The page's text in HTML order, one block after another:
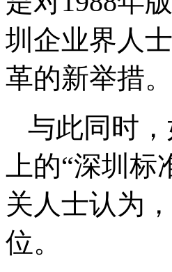
圳企业界人
革的新举措。
与此同时
上的“深圳标
关人士认为
位。